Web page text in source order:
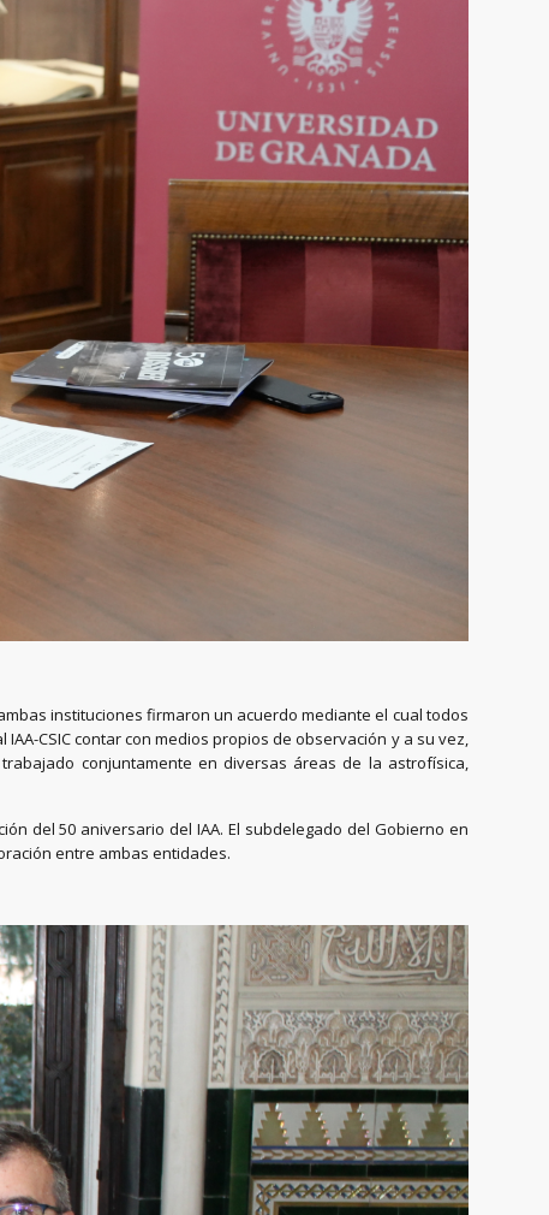
instituciones firmaron un acuerdo mediante el cual todos
CSIC contar con medios propios de observación y a su vez,
conjuntamente en diversas áreas de la astrofísica,
del 50 aniversario del IAA. El subdelegado del Gobierno en
entre ambas entidades.